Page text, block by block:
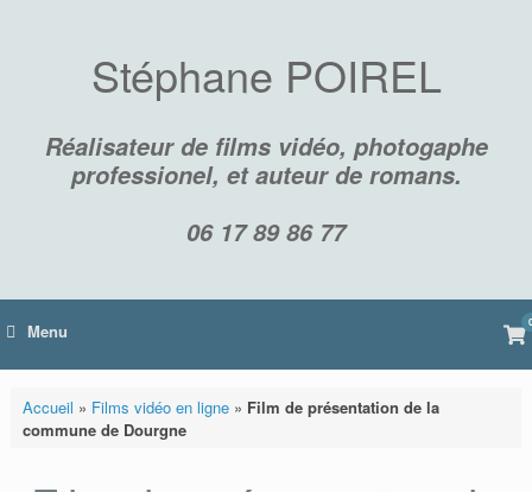
Stéphane POIREL
Réalisateur de films vidéo, photogaphe
professionel, et auteur de romans.
06 17 89 86 77
Menu 0
Accueil » Films vidéo en ligne» Film de présentation de la
commune de Dourgne